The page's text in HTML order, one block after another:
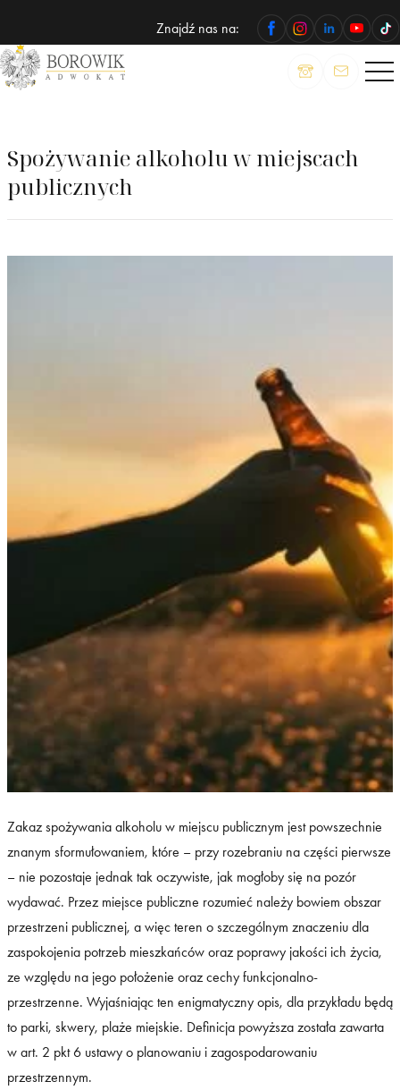
Znajdź nas na:
ADWOKAT
Wojciech
Spożywanie alkoholu w miejscach
publicznych
Zakaz spożywania alkoholu w miejscu publicznym jest powszechnie
znanym sformułowaniem, które – przy rozebraniu na części pierwsze
– nie pozostaje jednak tak oczywiste, jak mogłoby się na pozór
wydawać. Przez miejsce publiczne rozumieć należy bowiem obszar
przestrzeni publicznej, a więc teren o szczególnym znaczeniu dla
zaspokojenia potrzeb mieszkańców oraz poprawy jakości ich życia,
ze względu na jego położenie oraz cechy funkcjonalno-
przestrzenne. Wyjaśniając ten enigmatyczny opis, dla przykładu będą
to parki, skwery, plaże miejskie. Definicja powyższa została zawarta
w art. 2 pkt 6 ustawy o planowaniu i zagospodarowaniu
przestrzennym.